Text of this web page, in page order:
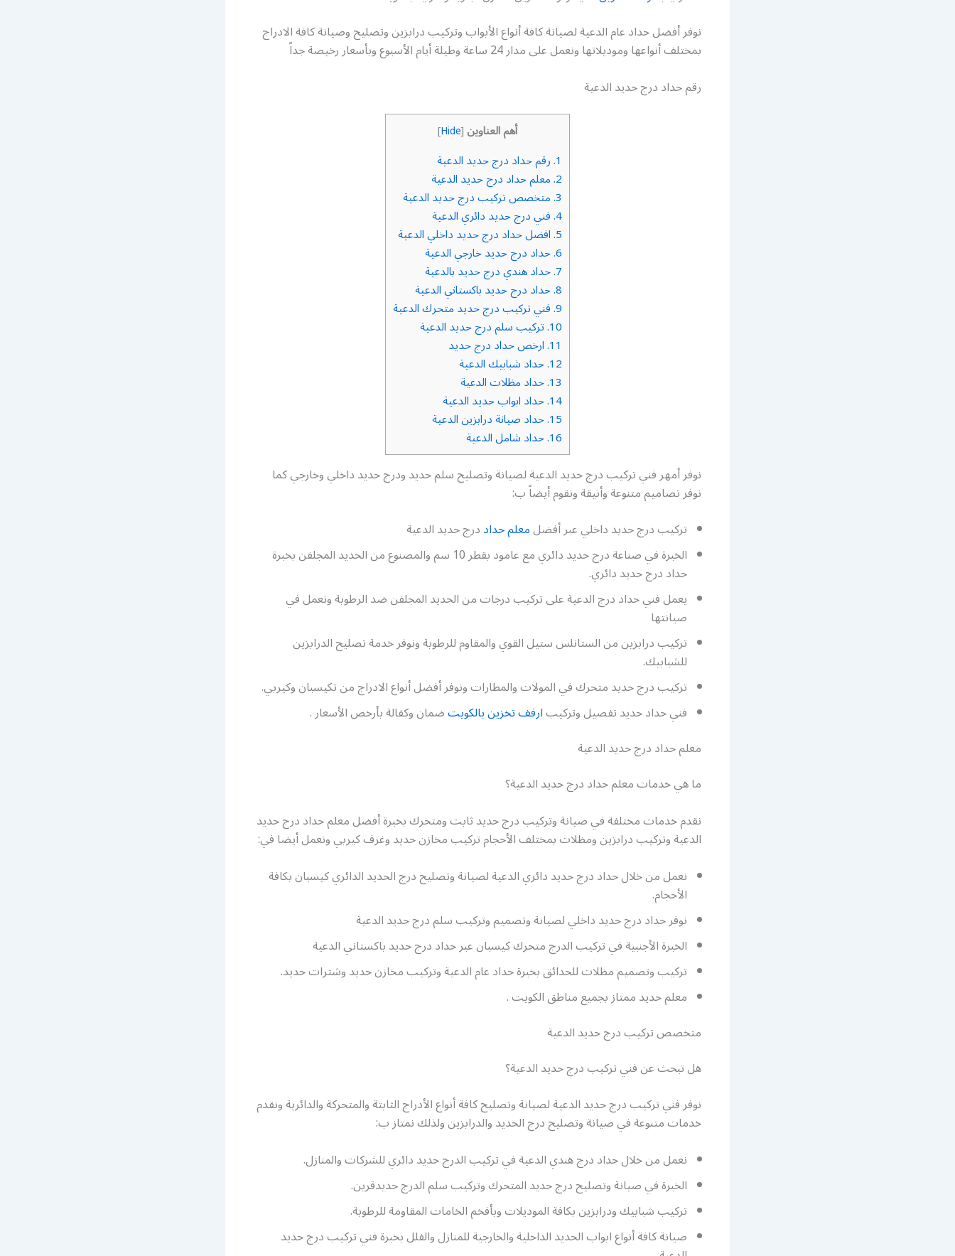
نوفر أفضل حداد عام الدعية لصيانة كافة أنواع الأبواب وتركيب درابزين وتصليح وصيانة كافة الادراج
بمختلف أنواعها وموديلاتها ونعمل على مدار 24 ساعة وطيلة أيام الأسبوع وبأسعار رخيصة جداً
رقم حداد درج حديد الدعية
أهم العناوين [
Hide
]
1. رقم حداد درج حديد الدعية
2. معلم حداد درج حديد الدعية
3. متخصص تركيب درج حديد الدعية
4. فني درج حديد دائري الدعية
5. افضل حداد درج حديد داخلي الدعية
6. حداد درج حديد خارجي الدعية
7. حداد هندي درج حديد بالدعية
8. حداد درج حديد باكستاني الدعية
9. فني تركيب درج حديد متحرك الدعية
10. تركيب سلم درج حديد الدعية
11. ارخص حداد درج حديد
12. حداد شبابيك الدعية
13. حداد مظلات الدعية
14. حداد ابواب حديد الدعية
15. حداد صيانة درابزين الدعية
16. حداد شامل الدعية
نوفر أمهر فني تركيب درج حديد الدعية لصيانة وتصليح سلم حديد ودرج حديد داخلي وخارجي كما
نوفر تصاميم متنوعة وأنيقة ونقوم أيضاً ب:
تركيب درج حديد داخلي عبر أفضلمعلم حداددرج حديد الدعية
الخبرة في صناعة درج حديد دائري مع عامود بقطر 10 سم والمصنوع من الحديد المجلفن بخبرة
حداد درج حديد دائري.
يعمل فني حداد درج الدعية على تركيب درجات من الحديد المجلفن ضد الرطوبة ونعمل في
صيانتها
تركيب درابزين من الستانلس ستيل القوي والمقاوم للرطوبة ونوفر خدمة تصليح الدرابزين
للشبابيك.
تركيب درج حديد متحرك في المولات والمطارات ونوفر أفضل أنواع الادراج من تكيسبان وكيربي.
فني حداد حديد تفصيل وتركيبارفف تخزين بالكويتضمان وكفالة بأرخص الأسعار .
معلم حداد درج حديد الدعية
ما هي خدمات معلم حداد درج حديد الدعية؟
نقدم خدمات مختلفة في صيانة وتركيب درج حديد ثابت ومتحرك بخبرة أفضل معلم حداد درج حديد
الدعية وتركيب درابزين ومظلات بمختلف الأحجام تركيب مخازن حديد وغرف كيربي ونعمل أيضا في:
نعمل من خلال حداد درج حديد دائري الدعية لصيانة وتصليح درج الحديد الدائري كيسبان بكافة
الأحجام.
نوفر حداد درج حديد داخلي لصيانة وتصميم وتركيب سلم درج حديد الدعية
الخبرة الأجنبية في تركيب الدرج متحرك كيسبان عبر حداد درج حديد باكستاني الدعية
تركيب وتصميم مظلات للحدائق بخبرة حداد عام الدعية وتركيب مخازن حديد وشترات حديد.
معلم حديد ممتاز بجميع مناطق الكويت .
متخصص تركيب درج حديد الدعية
هل تبحث عن فني تركيب درج حديد الدعية؟
نوفر فني تركيب درج حديد الدعية لصيانة وتصليح كافة أنواع الأدراج الثابتة والمتحركة والدائرية ونقدم
خدمات متنوعة في صيانة وتصليح درج الحديد والدرابزين ولذلك نمتاز ب:
نعمل من خلال حداد درج هندي الدعية في تركيب الدرج حديد دائري للشركات والمنازل.
الخبرة في صيانة وتصليح درج حديد المتحرك وتركيب سلم الدرج حديدقرين.
تركيب شبابيك ودرابزين بكافة الموديلات وبأفخم الخامات المقاومة للرطوبة.
صيانة كافة أنواع ابواب الحديد الداخلية والخارجية للمنازل والفلل بخبرة فني تركيب درج حديد